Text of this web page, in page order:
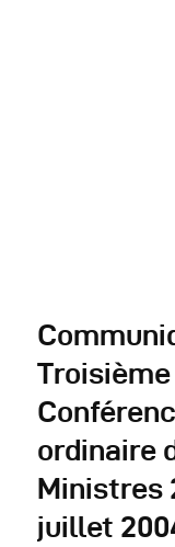
Troisième
ordinaire
Ministres
juillet